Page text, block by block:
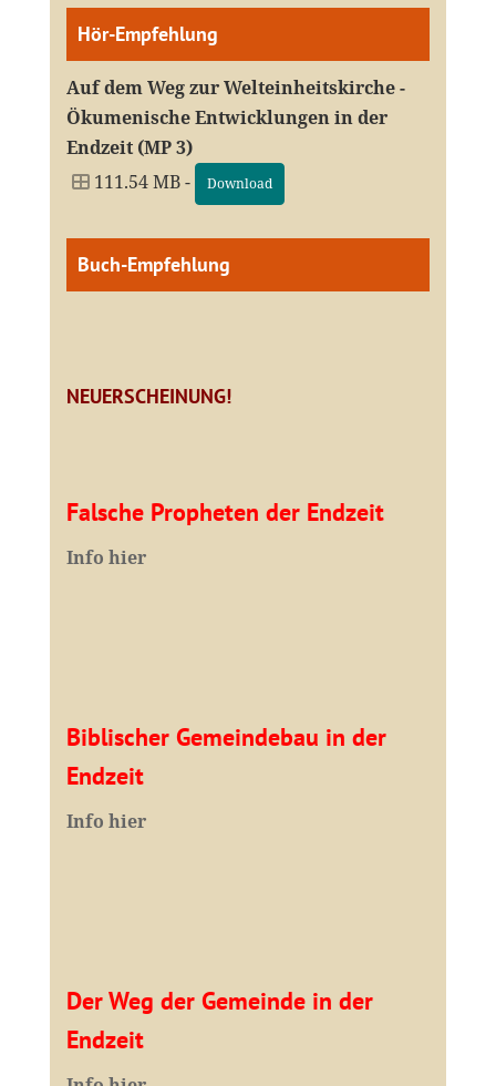
Hör-Empfehlung
Auf dem Weg zur Welteinheitskirche -
Ökumenische Entwicklungen in der
Endzeit (MP 3)
111.54 MB -
Download
Buch-Empfehlung
NEUERSCHEINUNG!
Falsche Propheten der Endzeit
Info hier
Biblischer Gemeindebau in der
Endzeit
Info hier
Der Weg der Gemeinde in der
Endzeit